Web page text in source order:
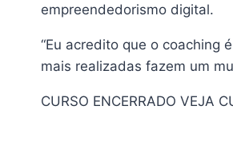
empreendedorismo digital.
“Eu acredito que o coaching
mais realizadas fazem um
CURSO ENCERRADO VEJA